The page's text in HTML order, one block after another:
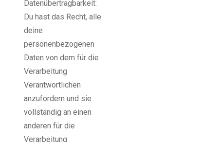
Datenübertragbarkeit:
Du hast das Recht, alle
deine
personenbezogenen
Daten von dem für die
Verarbeitung
Verantwortlichen
anzufordern und sie
vollständig an einen
anderen für die
Verarbeitung